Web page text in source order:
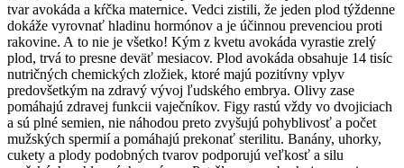
tvar avokáda a kŕčka maternice. Vedci zistili, že jeden plod týždenne
dokáže vyrovnať hladinu hormónov a je účinnou prevenciou proti
rakovine. A to nie je všetko! Kým z kvetu avokáda vyrastie zrelý
plod, trvá to presne deväť mesiacov. Plod avokáda obsahuje 14 tisíc
nutričných chemických zložiek, ktoré majú pozitívny vplyv
predovšetkým na zdravý vývoj ľudského embrya. Olivy zase
pomáhajú zdravej funkcii vaječníkov. Figy rastú vždy vo dvojiciach
a sú plné semien, nie náhodou preto zvyšujú pohyblivosť a počet
mužských spermií a pomáhajú prekonať sterilitu. Banány, uhorky,
cukety a plody podobných tvarov podporujú veľkosť a silu